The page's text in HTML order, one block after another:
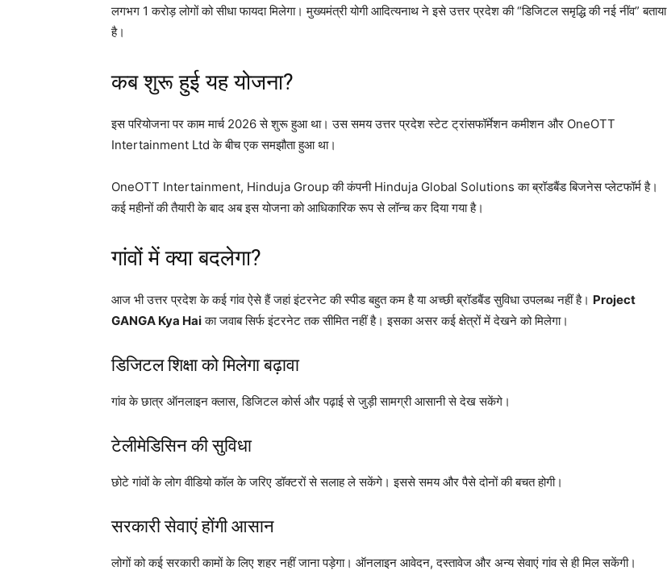
लगभग 1 करोड़ लोगों को सीधा फायदा मिलेगा। मुख्यमंत्री योगी आदित्यनाथ ने इसे उत्तर प्रदेश की “डिजिटल समृद्धि की नई नींव” बताया
है।
कब शुरू हुई यह योजना?
इस परियोजना पर काम मार्च 2026 से शुरू हुआ था। उस समय उत्तर प्रदेश स्टेट ट्रांसफॉर्मेशन कमीशन और OneOTT
Intertainment Ltd के बीच एक समझौता हुआ था।
OneOTT Intertainment, Hinduja Group की कंपनी Hinduja Global Solutions का ब्रॉडबैंड बिजनेस प्लेटफॉर्म है।
कई महीनों की तैयारी के बाद अब इस योजना को आधिकारिक रूप से लॉन्च कर दिया गया है।
गांवों में क्या बदलेगा?
आज भी उत्तर प्रदेश के कई गांव ऐसे हैं जहां इंटरनेट की स्पीड बहुत कम है या अच्छी ब्रॉडबैंड सुविधा उपलब्ध नहीं है। Project
GANGA Kya Haiका जवाब सिर्फ इंटरनेट तक सीमित नहीं है। इसका असर कई क्षेत्रों में देखने को मिलेगा।
डिजिटल शिक्षा को मिलेगा बढ़ावा
गांव के छात्र ऑनलाइन क्लास, डिजिटल कोर्स और पढ़ाई से जुड़ी सामग्री आसानी से देख सकेंगे।
टेलीमेडिसिन की सुविधा
छोटे गांवों के लोग वीडियो कॉल के जरिए डॉक्टरों से सलाह ले सकेंगे। इससे समय और पैसे दोनों की बचत होगी।
सरकारी सेवाएं होंगी आसान
लोगों को कई सरकारी कामों के लिए शहर नहीं जाना पड़ेगा। ऑनलाइन आवेदन, दस्तावेज और अन्य सेवाएं गांव से ही मिल सकेंगी।